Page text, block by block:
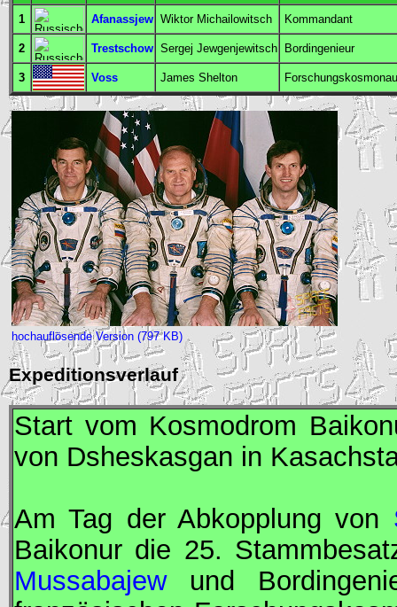
1 Afanassjew Wiktor Michailowitsch Kommandant
2 Trestschow Sergej Jewgenjewitsch Bordingenieur
3 Voss James Shelton
hochauflösende Version (797 KB)
Expeditionsverlauf
Start vom Kosmodrom
von Dsheskasgan in
Am Tag der Abkopplung von
Baikonur die 25.
Mussabajewund